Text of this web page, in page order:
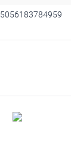
5056183784959